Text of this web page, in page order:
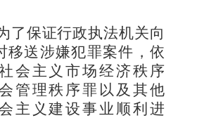
了保证行政执法机关向
移送涉嫌犯罪案件，依
会主义市场经济秩序
管理秩序罪以及其他
主义建设事业顺利进